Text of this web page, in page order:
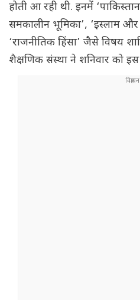
होती आ रही थी. इनमें
समकालीन भूमिका’, ‘इस्लाम और
‘राजनीतिक हिंसा’ जैसे विषय
शैक्षणिक संस्था ने शनिवार को